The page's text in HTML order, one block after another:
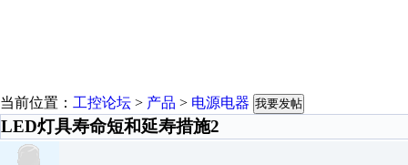
当前位置： 工控论坛 > 产品 > 电源电器 我要发帖
LED灯具寿命短和延寿措施2